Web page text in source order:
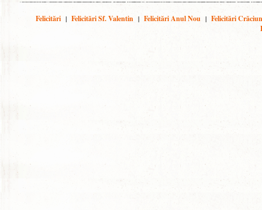
Felicitări | Felicitări Sf. Valentin | Felicitări Anul Nou | Felicitări